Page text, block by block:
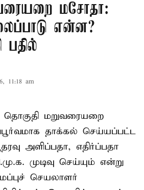
மசோதா:
என்ன?
பதில்
11:18 am
தொகுதி மறுவரையறை
தாக்கல் செய்யப்பட்ட
அளிப்பதா, எதிர்ப்பதா
முடிவு செய்யும் என்று
செயலாளர்